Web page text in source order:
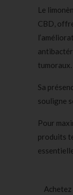
Le
CBD,
tumoraux.
Sa
souligne
Pour
produits